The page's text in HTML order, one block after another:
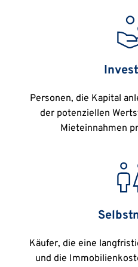
Personen, die Kapital
der potenziellen
Mieteinnahmen
Käufer, die eine
und die